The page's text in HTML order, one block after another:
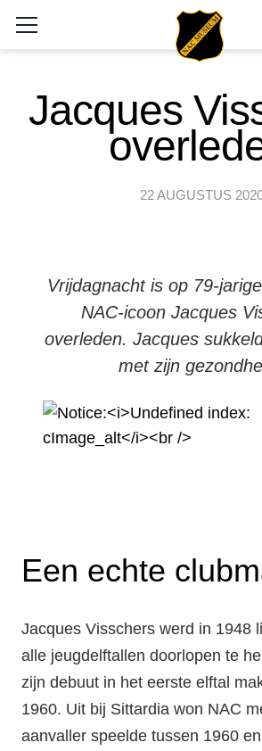
Jacques
22 AUGUSTUS
Vrijdagnacht is op 79-
NAC-icoon Jacques
overleden. Jacques
met zijn
Een echte
Jacques Visschers werd in 1948
alle jeugdelftallen doorlopen te
zijn debuut in het eerste elftal
1960. Uit bij Sittardia won NAC
aanvaller speelde tussen 1960